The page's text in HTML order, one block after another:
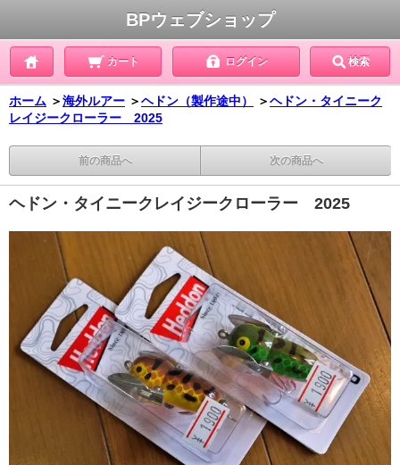
BPウェブショップ
カート ログイン 検索
ホーム ＞海外ルアー ＞ヘドン（製作途中） ＞ヘドン・タイニーク
レイジークローラー 2025
前の商品へ 次の商品へ
ヘドン・タイニークレイジークローラー 2025